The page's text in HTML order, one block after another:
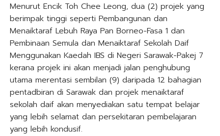
Menurut Encik Toh Chee Leong, dua (2) projek yang
berimpak tinggi seperti Pembangunan dan
Menaiktaraf Lebuh Raya Pan Borneo-Fasa 1 dan
Pembinaan Semula dan Menaiktaraf Sekolah Daif
Menggunakan Kaedah IBS di Negeri Sarawak-Pakej 7
kerana projek ini akan menjadi jalan penghubung
utama merentasi sembilan (9) daripada 12 bahagian
pentadbiran di Sarawak dan projek menaiktaraf
sekolah daif akan menyediakan satu tempat belajar
yang lebih selamat dan persekitaran pembelajaran
yang lebih kondusif.